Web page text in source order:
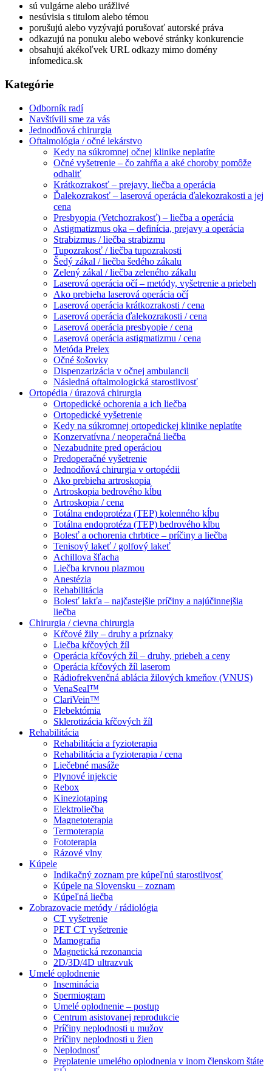
sú vulgárne alebo urážlivé
nesúvisia s titulom alebo témou
porušujú alebo vyzývajú porušovať autorské práva
odkazujú na ponuku alebo webové stránky konkurencie
obsahujú akékoľvek URL odkazy mimo domény
infomedica.sk
Kategórie
Odborník radí
Navštívili sme za vás
Jednodňová chirurgia
Oftalmológia / očné lekárstvo
Kedy na súkromnej očnej klinike neplatíte
Očné vyšetrenie – čo zahŕňa a aké choroby pomôže
odhaliť
Krátkozrakosť – prejavy, liečba a operácia
Ďalekozrakosť – laserová operácia ďalekozrakosti a jej
cena
Presbyopia (Vetchozrakosť) – liečba a operácia
Astigmatizmus oka – definícia, prejavy a operácia
Strabizmus / liečba strabizmu
Tupozrakosť / liečba tupozrakosti
Šedý zákal / liečba šedého zákalu
Zelený zákal / liečba zeleného zákalu
Laserová operácia očí – metódy, vyšetrenie a priebeh
Ako prebieha laserová operácia očí
Laserová operácia krátkozrakosti / cena
Laserová operácia ďalekozrakosti / cena
Laserová operácia presbyopie / cena
Laserová operácia astigmatizmu / cena
Metóda Prelex
Očné šošovky
Dispenzarizácia v očnej ambulancii
Následná oftalmologická starostlivosť
Ortopédia / úrazová chirurgia
Ortopedické ochorenia a ich liečba
Ortopedické vyšetrenie
Kedy na súkromnej ortopedickej klinike neplatíte
Konzervatívna / neoperačná liečba
Nezabudnite pred operáciou
Predoperačné vyšetrenie
Jednodňová chirurgia v ortopédii
Ako prebieha artroskopia
Artroskopia bedrového kĺbu
Artroskopia / cena
Totálna endoprotéza (TEP) kolenného kĺbu
Totálna endoprotéza (TEP) bedrového kĺbu
Bolesť a ochorenia chrbtice – príčiny a liečba
Tenisový lakeť / golfový lakeť
Achillova šľacha
Liečba krvnou plazmou
Anestézia
Rehabilitácia
Bolesť lakťa – najčastejšie príčiny a najúčinnejšia
liečba
Chirurgia / cievna chirurgia
Kŕčové žily – druhy a príznaky
Liečba kŕčových žíl
Operácia kŕčových žíl – druhy, priebeh a ceny
Operácia kŕčových žíl laserom
Rádiofrekvenčná ablácia žilových kmeňov (VNUS)
VenaSeal™
ClariVein™
Flebektómia
Sklerotizácia kŕčových žíl
Rehabilitácia
Rehabilitácia a fyzioterapia
Rehabilitácia a fyzioterapia / cena
Liečebné masáže
Plynové injekcie
Rebox
Kineziotaping
Elektroliečba
Magnetoterapia
Termoterapia
Fototerapia
Rázové vlny
Kúpele
Indikačný zoznam pre kúpeľnú starostlivosť
Kúpele na Slovensku – zoznam
Kúpeľná liečba
Zobrazovacie metódy / rádiológia
CT vyšetrenie
PET CT vyšetrenie
Mamografia
Magnetická rezonancia
2D/3D/4D ultrazvuk
Umelé oplodnenie
Inseminácia
Spermiogram
Umelé oplodnenie – postup
Centrum asistovanej reprodukcie
Príčiny neplodnosti u mužov
Príčiny neplodnosti u žien
Neplodnosť
Preplatenie umelého oplodnenia v inom členskom štáte